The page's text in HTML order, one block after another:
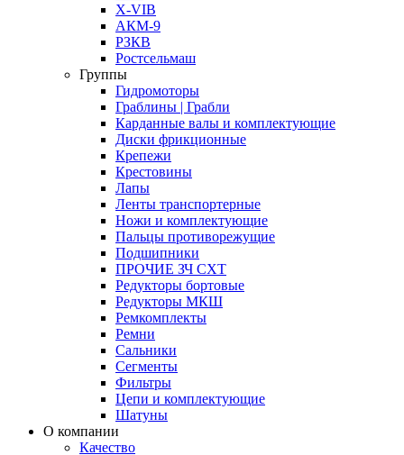
X-VIB
АКМ-9
РЗКВ
Ростсельмаш
Группы
Гидромоторы
Граблины | Грабли
Карданные валы и комплектующие
Диски фрикционные
Крепежи
Крестовины
Лапы
Ленты транспортерные
Ножи и комплектующие
Пальцы противорежущие
Подшипники
ПРОЧИЕ ЗЧ СХТ
Редукторы бортовые
Редукторы МКШ
Ремкомплекты
Ремни
Сальники
Сегменты
Фильтры
Цепи и комплектующие
Шатуны
О компании
Качество